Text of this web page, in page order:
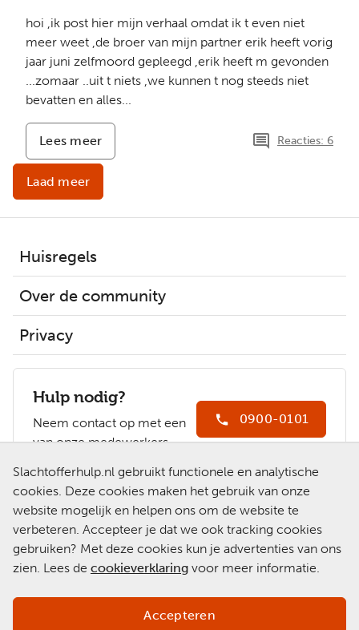
Slachtofferhulp.nl gebruikt functionele en analytische
cookies. Deze cookies maken het gebruik van onze
website mogelijk en helpen ons om de website te
verbeteren. Accepteer je dat we ook tracking cookies
gebruiken? Met deze cookies kun je advertenties van ons
zien. Lees de cookieverklaring voor meer informatie.
Accepteren
gaan
hoi ,ik post hier mijn verhaal omdat ik t even niet
meer weet ,de broer van mijn partner erik heeft vorig
jaar juni zelfmoord gepleegd ,erik heeft m gevonden
...zomaar ..uit t niets ,we kunnen t nog steeds niet
bevatten en alles...
Lees meer
moeilijk
Reacties: 6
Laad meer
Huisregels
Over de community
Privacy
Hulp nodig?
Neem contact op met een
van onze medewerkers.
0900-0101
Slachtofferhulp.nl
Chat met een
medewerker